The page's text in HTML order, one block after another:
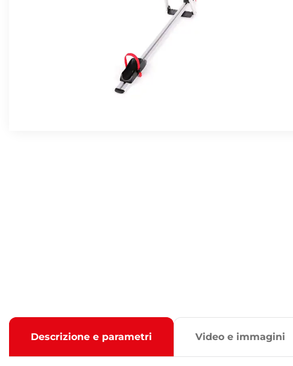
Descrizione e parametri Video e immagini